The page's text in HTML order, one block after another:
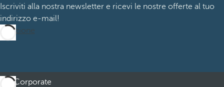
Iscriviti alla nostra newsletter e ricevi le nostre offerte al tuo
indirizzo e-mail!
Iscrizione
Corporate